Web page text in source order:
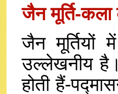
जैन मूर्ति-कला
जैन मूर्तियों
उल्लेखनीय है।
होती हैं-